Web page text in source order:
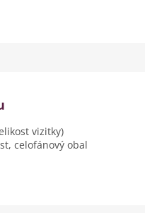
vizitky)
celofánový obal